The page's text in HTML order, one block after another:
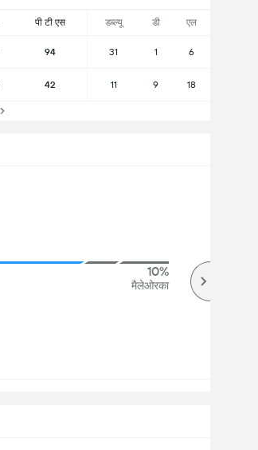
पी टी एस डब्ल्यू डी एल
94 31 1 6
42 11 9 18
10%
मैलेओरका